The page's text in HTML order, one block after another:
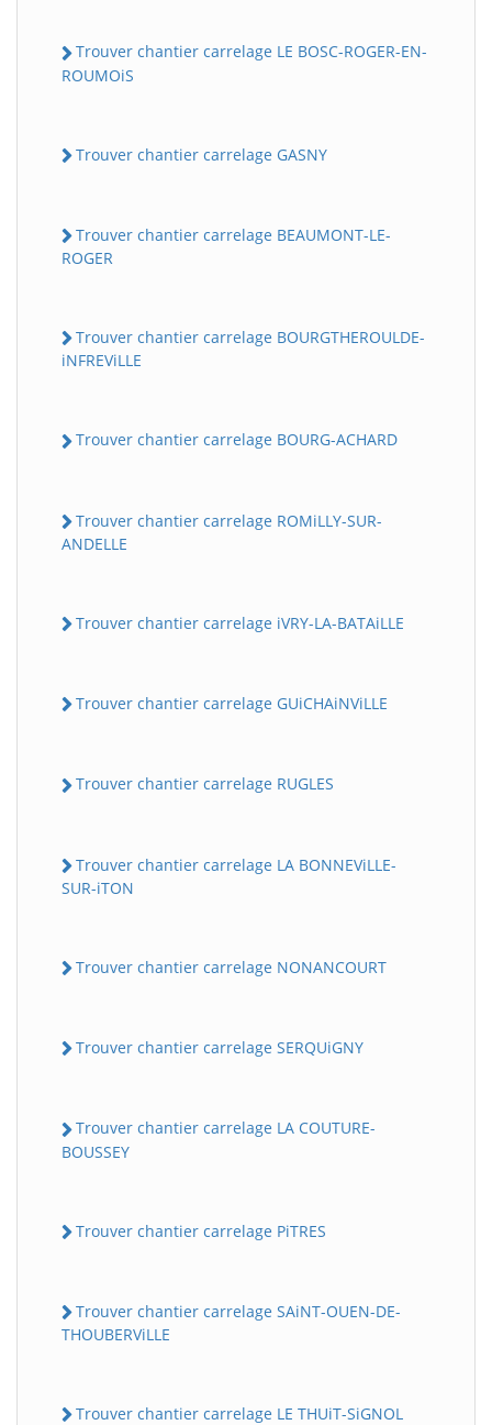
Trouver chantier carrelage LE BOSC-ROGER-EN-
ROUMOiS
Trouver chantier carrelage GASNY
Trouver chantier carrelage BEAUMONT-LE-
ROGER
Trouver chantier carrelage BOURGTHEROULDE-
iNFREViLLE
Trouver chantier carrelage BOURG-ACHARD
Trouver chantier carrelage ROMiLLY-SUR-
ANDELLE
Trouver chantier carrelage iVRY-LA-BATAiLLE
Trouver chantier carrelage GUiCHAiNViLLE
Trouver chantier carrelage RUGLES
Trouver chantier carrelage LA BONNEViLLE-
SUR-iTON
Trouver chantier carrelage NONANCOURT
Trouver chantier carrelage SERQUiGNY
Trouver chantier carrelage LA COUTURE-
BOUSSEY
Trouver chantier carrelage PiTRES
Trouver chantier carrelage SAiNT-OUEN-DE-
THOUBERViLLE
Trouver chantier carrelage LE THUiT-SiGNOL